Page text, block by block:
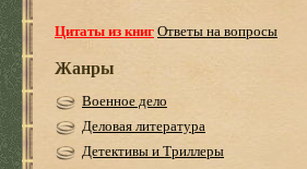
Цитаты из книгОтветы на вопросы
Жанры
Военное дело
Деловая литература
Детективы и Триллеры